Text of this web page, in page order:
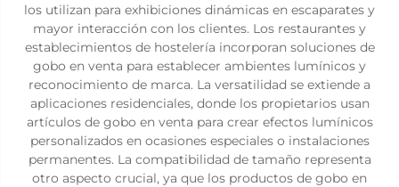
los utilizan para exhibiciones dinámicas en escaparates y
mayor interacción con los clientes. Los restaurantes y
establecimientos de hostelería incorporan soluciones de
gobo en venta para establecer ambientes lumínicos y
reconocimiento de marca. La versatilidad se extiende a
aplicaciones residenciales, donde los propietarios usan
artículos de gobo en venta para crear efectos lumínicos
personalizados en ocasiones especiales o instalaciones
permanentes. La compatibilidad de tamaño representa
otro aspecto crucial, ya que los productos de gobo en